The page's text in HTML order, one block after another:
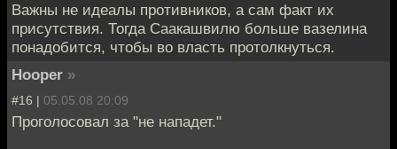
Важны не идеалы противников, а сам факт их
присутствия. Тогда Саакашвилю больше вазелина
понадобится, чтобы во власть протолкнуться.
Hooper »
#16 | 05.05.08 20:09
Проголосовал за "не нападет."